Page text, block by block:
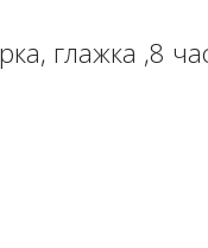
глажка ,8